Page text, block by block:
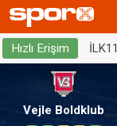
Hızlı Erişim
Vejle Boldklub